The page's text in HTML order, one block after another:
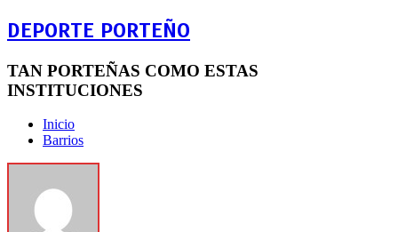
DEPORTE PORTEÑO
TAN PORTEÑAS COMO ESTAS
INSTITUCIONES
Inicio
Barrios